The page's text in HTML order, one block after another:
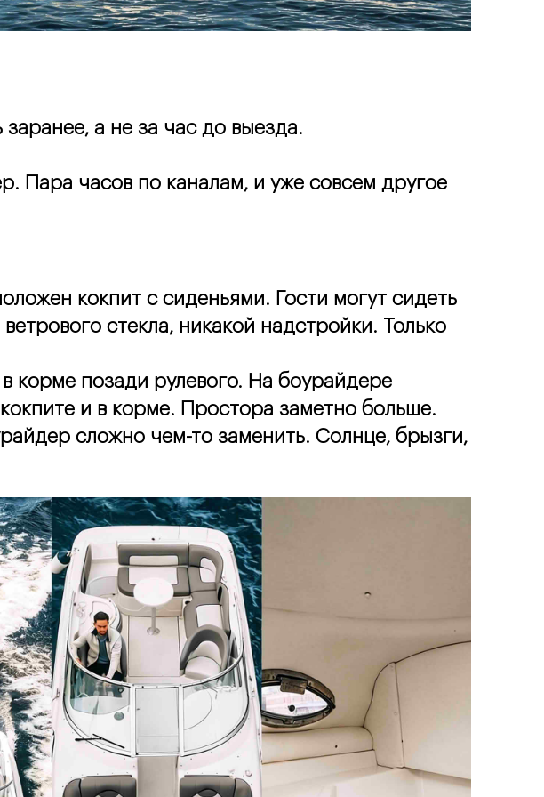
а не за час до выезда.
Пара часов по каналам, и уже совсем другое
кокпит с сиденьями. Гости могут сидеть
стекла, никакой надстройки. Только
корме позади рулевого. На боурайдере
и в корме. Простора заметно больше.
сложно чем-то заменить. Солнце, брызги,